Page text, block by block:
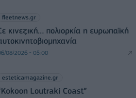
fleetnews.gr
κινεζική… πολιορκία η ευρωπαϊκή
08/2026 - 05:00
esteticamagazine.gr
Loutraki Coast”